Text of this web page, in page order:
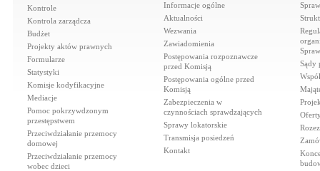
Kontrole
Kontrola zarządcza
Budżet
Projekty aktów prawnych
Formularze
Statystyki
Komisje kodyfikacyjne
Mediacje
Pomoc pokrzywdzonym
przestępstwem
Przeciwdziałanie przemocy
domowej
Przeciwdziałanie przemocy
wobec dzieci
Informacje ogólne
Aktualności
Wezwania
Zawiadomienia
Postępowania rozpoznawcze
przed Komisją
Postępowania ogólne przed
Komisją
Zabezpieczenia w
czynnościach sprawdzających
Sprawy lokatorskie
Transmisja posiedzeń
Kontakt
Sądy